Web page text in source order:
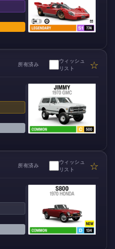
所有済み
ウィッシュ
リスト
☆
所有済み
ウィッシュ
リスト
☆